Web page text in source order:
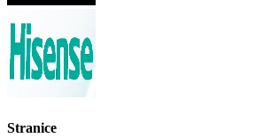
Stranice